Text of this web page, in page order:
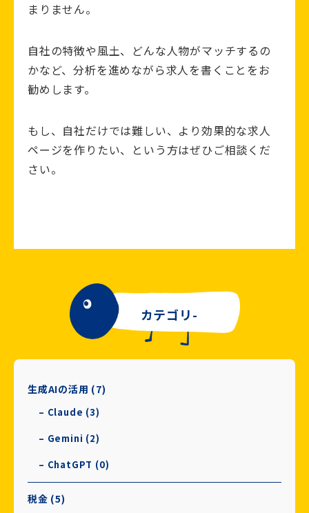
まりません。
自社の特徴や風土、どんな人物がマッチするの
かなど、分析を進めながら求人を書くことをお
勧めします。
もし、自社だけでは難しい、より効果的な求人
ページを作りたい、という方はぜひご相談くだ
さい。
カテゴリ-
生成AIの活用 (7)
– Claude (3)
– Gemini (2)
– ChatGPT (0)
税金 (5)